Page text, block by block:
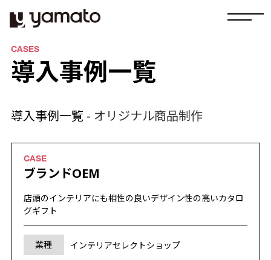
CASES
導入事例一覧
導入事例一覧 - オリジナル商品制作
ブランドOEM
店頭のインテリアにも相性の良いデザイン性の高いカタロ
グギフト
業種 インテリアセレクトショップ